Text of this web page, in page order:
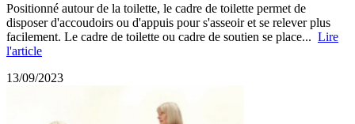
Positionné autour de la toilette, le cadre de toilette permet de
disposer d'accoudoirs ou d'appuis pour s'asseoir et se relever plus
facilement. Le cadre de toilette ou cadre de soutien se place... Lire
l'article
13/09/2023